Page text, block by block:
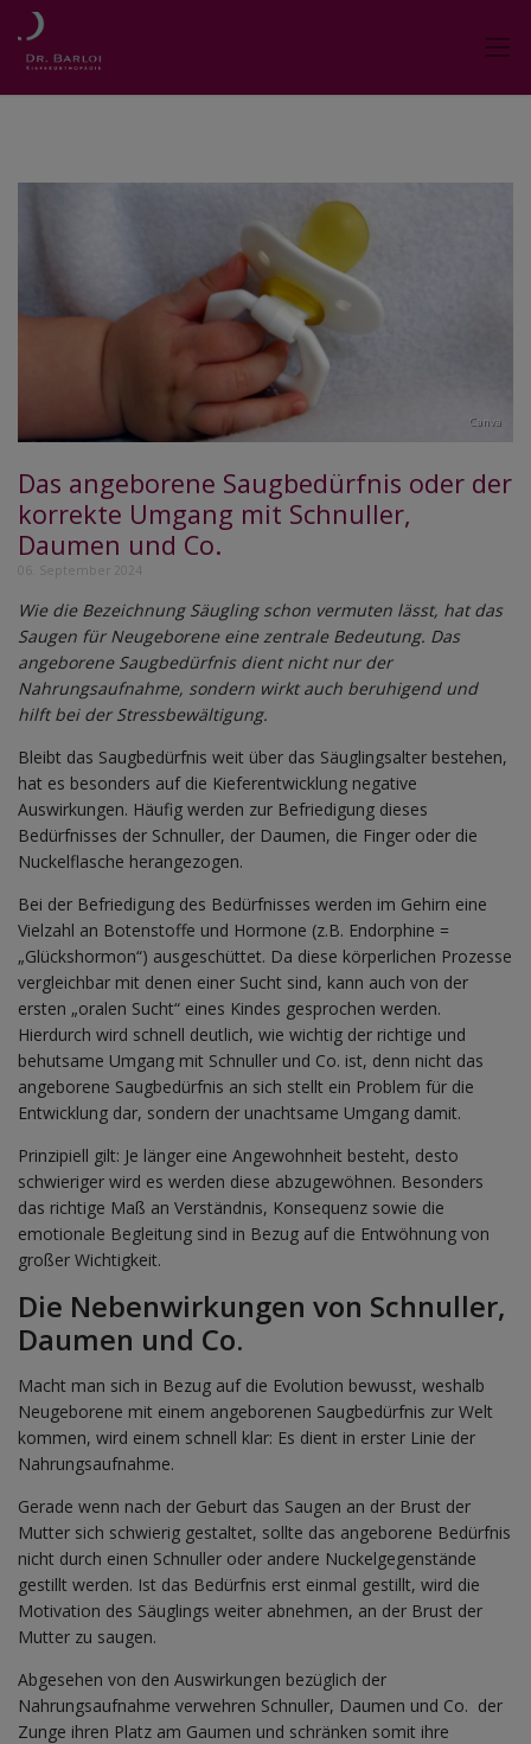
Canva
Das angeborene Saugbedürfnis oder der
korrekte Umgang mit Schnuller,
Daumen und Co.
06. September 2024
Wie die Bezeichnung Säugling schon vermuten lässt, hat das
Saugen für Neugeborene eine zentrale Bedeutung. Das
angeborene Saugbedürfnis dient nicht nur der
Nahrungsaufnahme, sondern wirkt auch beruhigend und
hilft bei der Stressbewältigung.
Bleibt das Saugbedürfnis weit über das Säuglingsalter bestehen,
hat es besonders auf die Kieferentwicklung negative
Auswirkungen. Häufig werden zur Befriedigung dieses
Bedürfnisses der Schnuller, der Daumen, die Finger oder die
Nuckelflasche herangezogen.
Bei der Befriedigung des Bedürfnisses werden im Gehirn eine
Vielzahl an Botenstoffe und Hormone (z.B. Endorphine =
„Glückshormon“) ausgeschüttet. Da diese körperlichen Prozesse
vergleichbar mit denen einer Sucht sind, kann auch von der
ersten „oralen Sucht“ eines Kindes gesprochen werden.
Hierdurch wird schnell deutlich, wie wichtig der richtige und
behutsame Umgang mit Schnuller und Co. ist, denn nicht das
angeborene Saugbedürfnis an sich stellt ein Problem für die
Entwicklung dar, sondern der unachtsame Umgang damit.
Prinzipiell gilt: Je länger eine Angewohnheit besteht, desto
schwieriger wird es werden diese abzugewöhnen. Besonders
das richtige Maß an Verständnis, Konsequenz sowie die
emotionale Begleitung sind in Bezug auf die Entwöhnung von
großer Wichtigkeit.
Die Nebenwirkungen von Schnuller,
Daumen und Co.
Macht man sich in Bezug auf die Evolution bewusst, weshalb
Neugeborene mit einem angeborenen Saugbedürfnis zur Welt
kommen, wird einem schnell klar: Es dient in erster Linie der
Nahrungsaufnahme.
Gerade wenn nach der Geburt das Saugen an der Brust der
Mutter sich schwierig gestaltet, sollte das angeborene Bedürfnis
nicht durch einen Schnuller oder andere Nuckelgegenstände
gestillt werden. Ist das Bedürfnis erst einmal gestillt, wird die
Motivation des Säuglings weiter abnehmen, an der Brust der
Mutter zu saugen.
Abgesehen von den Auswirkungen bezüglich der
Nahrungsaufnahme verwehren Schnuller, Daumen und Co. der
Zunge ihren Platz am Gaumen und schränken somit ihre